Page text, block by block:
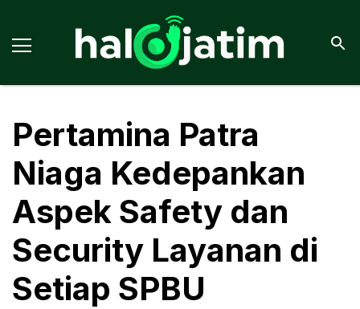
Pertamina Patra
Niaga Kedepankan
Aspek Safety dan
Security Layanan di
Setiap SPBU